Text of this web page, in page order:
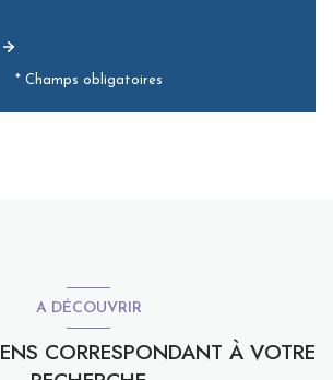
* Champs obligatoires
A DÉCOUVRIR
CORRESPONDANT À VOTRE